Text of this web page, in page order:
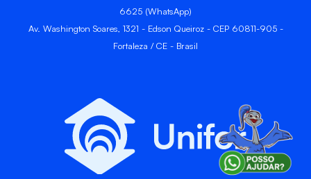
6625 (WhatsApp)
Av. Washington Soares, 1321 - Edson Queiroz - CEP 60811-905 -
Fortaleza / CE - Brasil